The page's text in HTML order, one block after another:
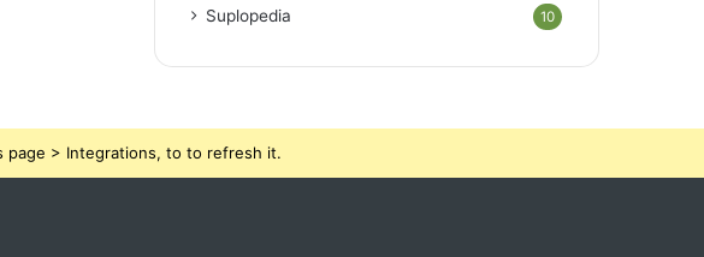
Suplopedia 10
page > Integrations, to to refresh it.